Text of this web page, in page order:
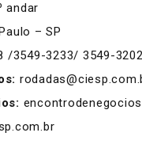
andar
– SP
/3549-3233/ 3549-3202